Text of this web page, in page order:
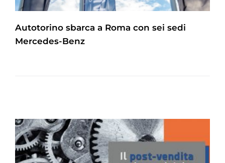
Autotorino sbarca a Roma con sei sedi
Mercedes-Benz